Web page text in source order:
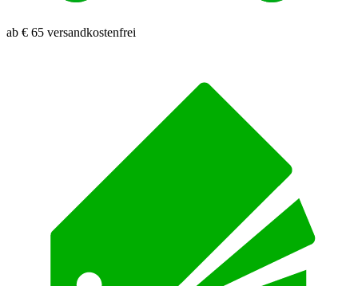
ab € 65 versandkostenfrei